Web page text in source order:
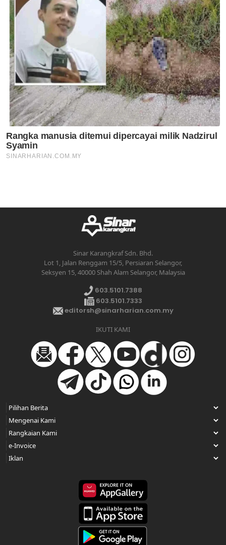
Sinar Karangkraf Sdn. Bhd.
Lot 1, Jalan Renggam 15/5, Persiaran Selangor,
Seksyen 15, 40000 Shah Alam Selangor, Malaysia
603.5101.7388
603.5101.7333
editorsh@sinarharian.com.my
IKUTI KAMI